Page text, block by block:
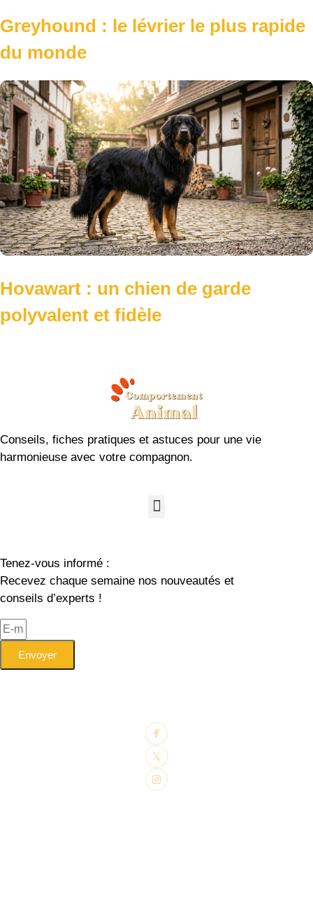
Greyhound : le lévrier le plus rapide
du monde
Hovawart : un chien de garde
polyvalent et fidèle
Conseils, fiches pratiques et astuces pour une vie
harmonieuse avec votre compagnon.
Tenez-vous informé :
Recevez chaque semaine nos nouveautés et
conseils d’experts !
Envoyer